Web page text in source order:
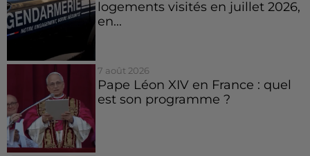
logements visités en juillet 2026,
en...
7 août 2026
Pape Léon XIV en France : quel
est son programme ?